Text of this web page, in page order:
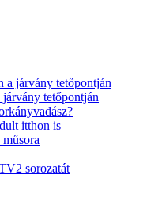
tetőpontján
itthon is
sorozatát